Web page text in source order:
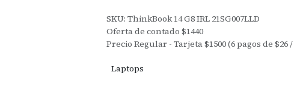
SKU: ThinkBook 14 G8 IRL 21SG007LLD
Oferta de contado $1440
Precio Regular - Tarjeta $1500 (6 pagos de $26 /
Laptops